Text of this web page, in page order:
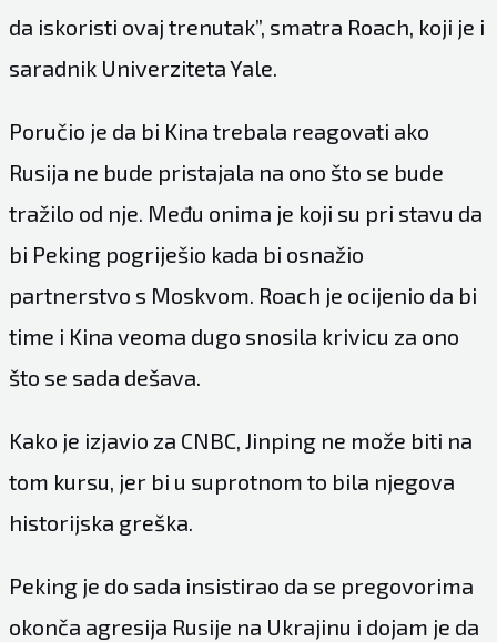
da iskoristi ovaj trenutak”, smatra Roach, koji je i
saradnik Univerziteta Yale.
Poručio je da bi Kina trebala reagovati ako
Rusija ne bude pristajala na ono što se bude
tražilo od nje. Među onima je koji su pri stavu da
bi Peking pogriješio kada bi osnažio
partnerstvo s Moskvom. Roach je ocijenio da bi
time i Kina veoma dugo snosila krivicu za ono
što se sada dešava.
Kako je izjavio za CNBC, Jinping ne može biti na
tom kursu, jer bi u suprotnom to bila njegova
historijska greška.
Peking je do sada insistirao da se pregovorima
okonča agresija Rusije na Ukrajinu i dojam je da